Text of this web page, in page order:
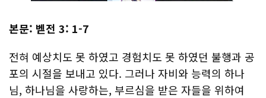
본문: 벧전 3: 1-7
전혀 예상치도 못 하였고 경험치도 못 하였던 불행과 공
포의 시절을 보내고 있다. 그러나 자비와 능력의 하나
님, 하나님을 사랑하는, 부르심을 받은 자들을 위하여